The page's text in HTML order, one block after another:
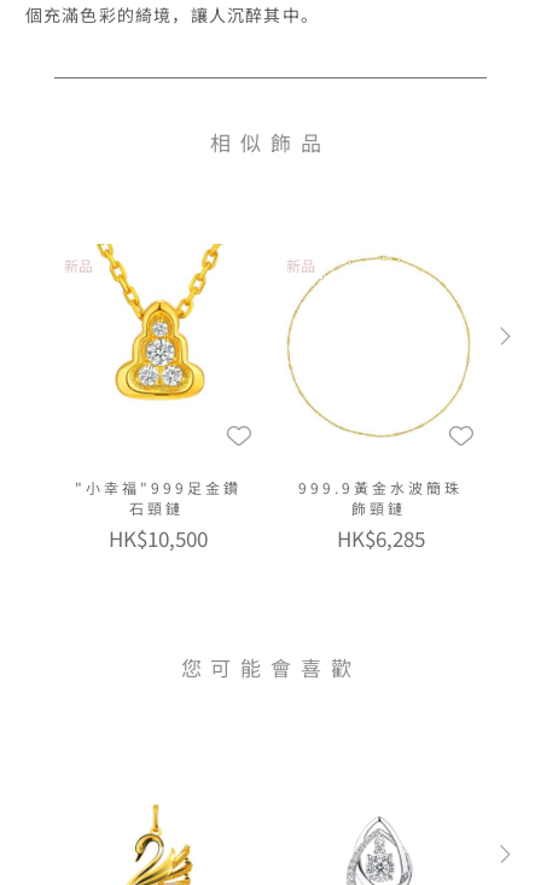
相似飾品
新品
"小幸福"999足金鑽
石頸鏈
HK$10,500
新品
999.9黃金水波簡珠
飾頸鏈
HK$6,285
您可能會喜歡